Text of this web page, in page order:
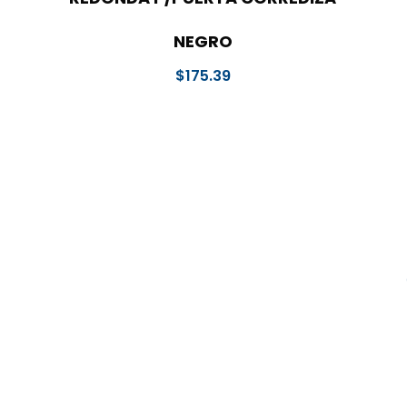
NEGRO
$175.39